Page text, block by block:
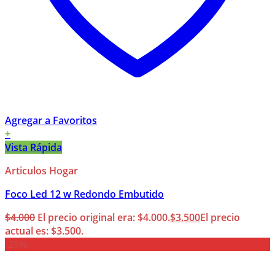
Agregar a Favoritos
+
Vista Rápida
Articulos Hogar
Foco Led 12 w Redondo Embutido
$4.000 El precio original era: $4.000.$3.500El precio
actual es: $3.500.